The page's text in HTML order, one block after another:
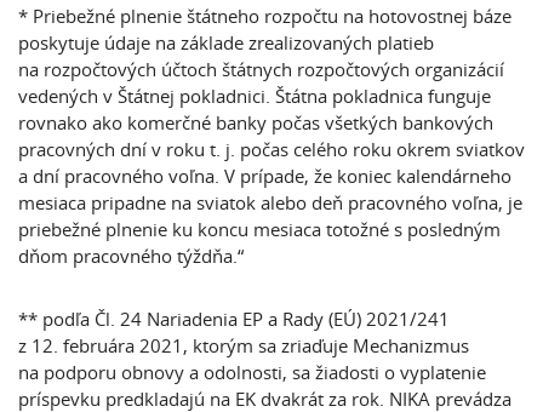
* Priebežné plnenie štátneho rozpočtu na hotovostnej báze
poskytuje údaje na základe zrealizovaných platieb
na rozpočtových účtoch štátnych rozpočtových organizácií
vedených v Štátnej pokladnici. Štátna pokladnica funguje
rovnako ako komerčné banky počas všetkých bankových
pracovných dní v roku t. j. počas celého roku okrem sviatkov
a dní pracovného voľna. V prípade, že koniec kalendárneho
mesiaca pripadne na sviatok alebo deň pracovného voľna, je
priebežné plnenie ku koncu mesiaca totožné s posledným
dňom pracovného týždňa.“
** podľa Čl. 24 Nariadenia EP a Rady (EÚ) 2021/241
z 12. februára 2021, ktorým sa zriaďuje Mechanizmus
na podporu obnovy a odolnosti, sa žiadosti o vyplatenie
príspevku predkladajú na EK dvakrát za rok. NIKA prevádza